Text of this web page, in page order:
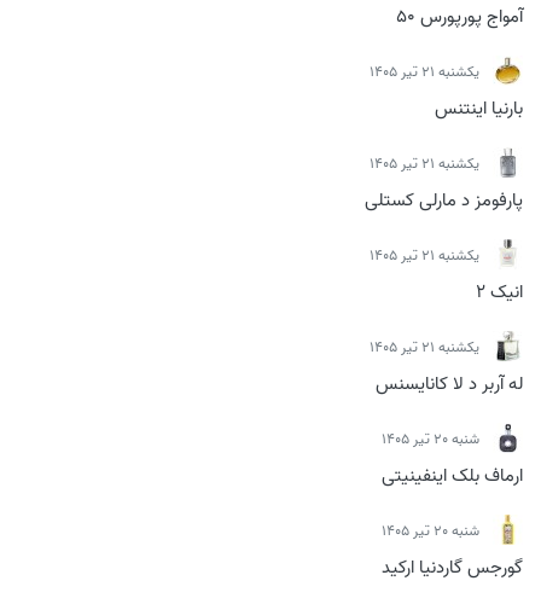
آمواج پورپورس 50
يكشنبه 21 تیر 1405
بارنیا اینتنس
يكشنبه 21 تیر 1405
پارفومز د مارلی کستلی
يكشنبه 21 تیر 1405
انیک 2
يكشنبه 21 تیر 1405
له آربر د لا کانایسنس
شنبه 20 تیر 1405
ارماف بلک اینفینیتی
شنبه 20 تیر 1405
گورجس گاردنیا ارکید